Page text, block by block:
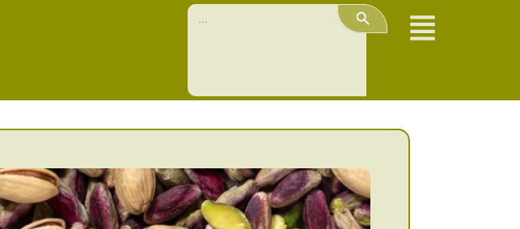
Search
for:
Search Button